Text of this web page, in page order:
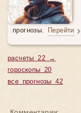
прогнозы. Перейти
расчеты 22 →
гороскопы 20
все прогнозы 42